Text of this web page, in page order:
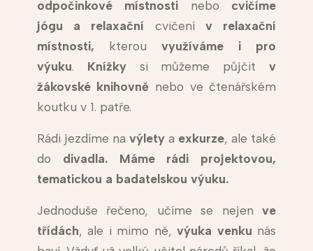
odpočinkové místnosti nebo cvičíme
jógu a relaxační cvičenív relaxační
místnosti, kterou využíváme i pro
výuku. Knížkysi můžeme půjčitv
žákovské knihovně nebo ve čtenářském
koutku v 1. patře.
Rádi jezdíme na výletya exkurze, ale také
do divadla. Máme rádi projektovou,
tematickou a badatelskou výuku.
Jednoduše řečeno, učíme se nejenve
třídách, ale i mimo ně,výuka venku nás